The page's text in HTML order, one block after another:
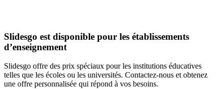
Slidesgo est disponible pour les établissements
d’enseignement
Slidesgo offre des prix spéciaux pour les institutions éducatives
telles que les écoles ou les universités. Contactez-nous et obtenez
une offre personnalisée qui répond à vos besoins.